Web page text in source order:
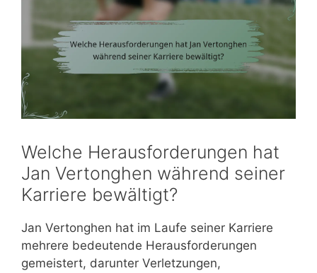
Welche Herausforderungen hat
Jan Vertonghen während seiner
Karriere bewältigt?
Jan Vertonghen hat im Laufe seiner Karriere
mehrere bedeutende Herausforderungen
gemeistert, darunter Verletzungen,